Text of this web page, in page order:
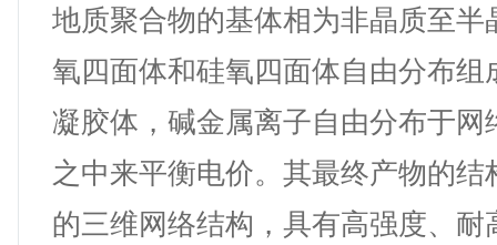
地质聚合物的基体相为非晶质至半
氧四面体和硅氧四面体自由分布组
凝胶体，碱金属离子自由分布于网
之中来平衡电价。其最终产物的结
的三维网络结构，具有高强度、耐